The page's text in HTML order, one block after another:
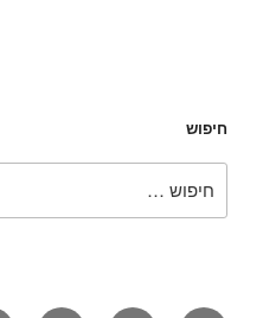
חיפוש